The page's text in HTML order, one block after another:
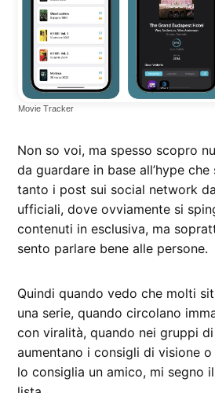
Movie Tracker
Non so voi, ma spesso scopro
da guardare in base all’hype
tanto i post sui social network
ufficiali, dove ovviamente si
contenuti in esclusiva, ma
sento parlare bene alle persone.
Quindi quando vedo che molti
una serie, quando circolano
con viralità, quando nei gruppi di
aumentano i consigli di visione
lo consiglia un amico, mi segno